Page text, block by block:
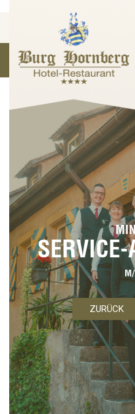
ZURÜCK